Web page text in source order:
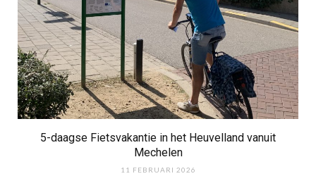
5-daagse Fietsvakantie in het Heuvelland vanuit
Mechelen
11 FEBRUARI 2026